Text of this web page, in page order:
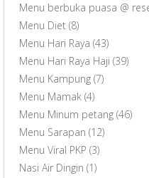
Menu berbuka puasa @
Menu Diet (8)
Menu Hari Raya (43)
Menu Hari Raya Haji (39)
Menu Kampung (7)
Menu Mamak (4)
Menu Minum petang (46)
Menu Sarapan (12)
Menu Viral PKP (3)
Nasi Air Dingin (1)